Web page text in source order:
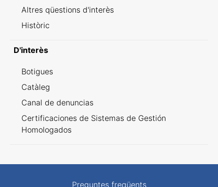
Altres qüestions d'interès
Històric
D'interès
Botigues
Catàleg
Canal de denuncias
Certificaciones de Sistemas de Gestión
Homologados
Preguntes freqüents